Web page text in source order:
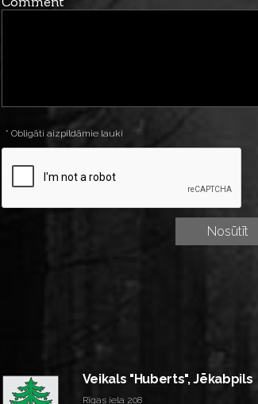
* Obligāti aizpildāmie lauki
Veikals "Huberts", Jēkabpils
Rīgas iela 208